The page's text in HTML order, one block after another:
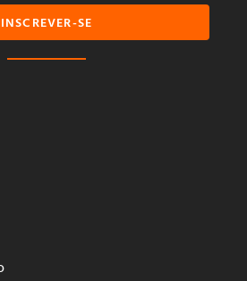
INSCREVER-SE